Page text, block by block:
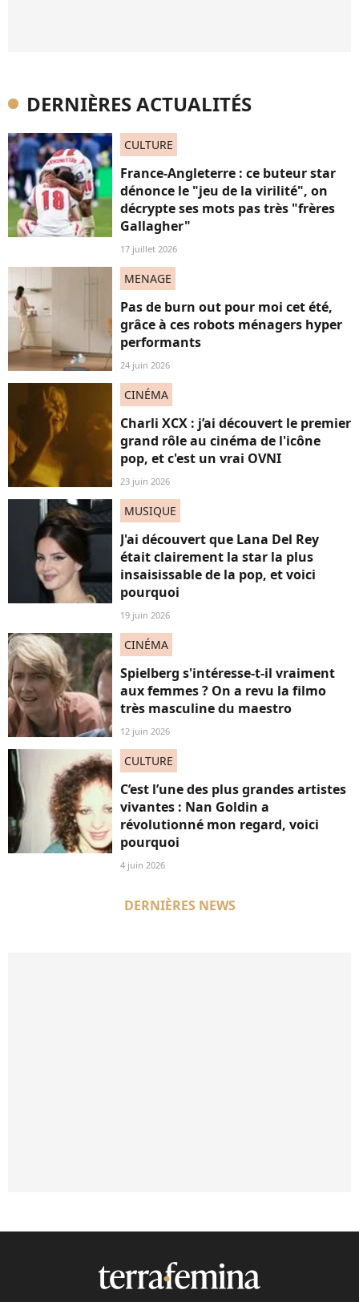
DERNIÈRES ACTUALITÉS
CULTURE
France-Angleterre : ce buteur star
dénonce le "jeu de la virilité", on
décrypte ses mots pas très "frères
Gallagher"
17 juillet 2026
MENAGE
Pas de burn out pour moi cet été,
grâce à ces robots ménagers hyper
performants
24 juin 2026
CINÉMA
Charli XCX : j’ai découvert le premier
grand rôle au cinéma de l'icône
pop, et c'est un vrai OVNI
23 juin 2026
MUSIQUE
J'ai découvert que Lana Del Rey
était clairement la star la plus
insaisissable de la pop, et voici
pourquoi
19 juin 2026
CINÉMA
Spielberg s'intéresse-t-il vraiment
aux femmes ? On a revu la filmo
très masculine du maestro
12 juin 2026
CULTURE
C’est l’une des plus grandes artistes
vivantes : Nan Goldin a
révolutionné mon regard, voici
pourquoi
4 juin 2026
DERNIÈRES NEWS